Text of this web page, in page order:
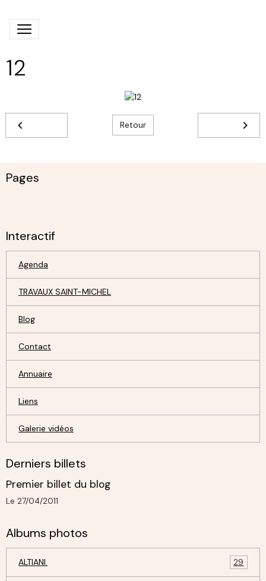
12
Retour
Pages
Interactif
Agenda
TRAVAUX SAINT-MICHEL
Blog
Contact
Annuaire
Liens
Galerie vidéos
Derniers billets
Premier billet du blog
Le 27/04/2011
Albums photos
ALTIANI. 29